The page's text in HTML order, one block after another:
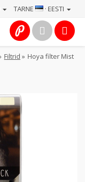
TARNE · EESTI
Filtrid » Hoya filter Mist